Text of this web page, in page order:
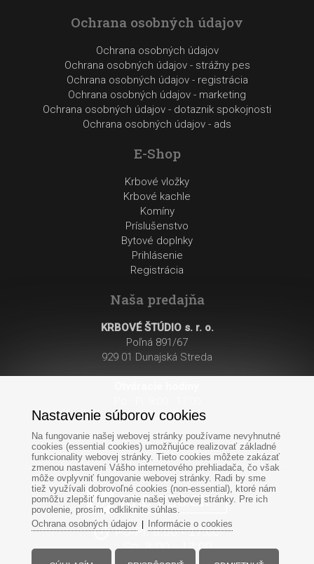
Ochrana osobných údajov
Ochrana osobných údajov
Ochrana osobných údajov - strážny pes
Ochrana osobných údajov - registrácia
Ochrana osobných údajov - marketing
Ochrana osobných údajov - dotaznik spokojnosti
Ochrana osobných údajov - ads
E-Shop
Krbové vložky
Krbové kachle
Komíny
Príslušenstvo
Bytové doplnky
Prihlásenie
Registrácia
Naša predajňa
KRBOVÉ ŠTÚDIO s. r. o.
Poľná 891/67
929 01 Dunajská Streda
So: 8:00 - 12:00
Po-Pi: 8:00 - 17:00
So: 8:00 - 12:00
Nastavenie súborov cookies
Na fungovanie našej webovej stránky používame nevyhnutné
cookies (essential cookies) umožňujúce realizovať základné
funkcionality webovej stránky. Tieto cookies môžete zakázať
zmenou nastavení Vášho internetového prehliadača, čo však
môže ovplyvniť fungovanie webovej stránky. Radi by sme
tiež využívali dobrovoľné cookies (non-essential), ktoré nám
pomôžu zlepšiť fungovanie našej webovej stránky. Pre ich
povolenie, prosím, odkliknite súhlas.
Ochrana osobných údajov| Informácie o cookies